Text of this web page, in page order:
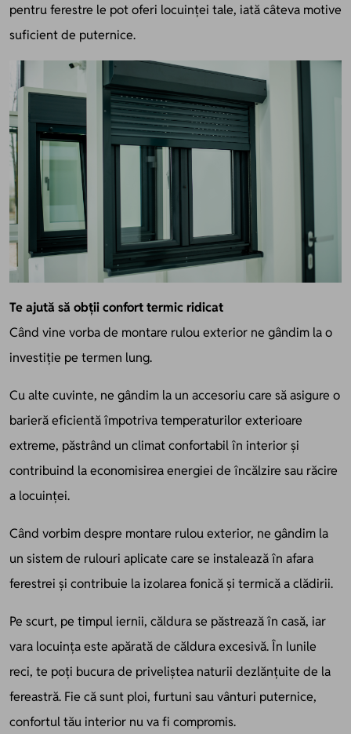
pentru ferestre le pot oferi locuinței tale, iată câteva motive
suficient de puternice.
Te ajută să obții confort termic ridicat
Când vine vorba de montare rulou exterior ne gândim la o
investiție pe termen lung.
Cu alte cuvinte, ne gândim la un accesoriu care să asigure o
barieră eficientă împotriva temperaturilor exterioare
extreme, păstrând un climat confortabil în interior și
contribuind la economisirea energiei de încălzire sau răcire
a locuinței.
Când vorbim despre montare rulou exterior, ne gândim la
un sistem de rulouri aplicate care se instalează în afara
ferestrei și contribuie la izolarea fonică și termică a clădirii.
Pe scurt, pe timpul iernii, căldura se păstrează în casă, iar
vara locuința este apărată de căldura excesivă. În lunile
reci, te poți bucura de priveliștea naturii dezlănțuite de la
fereastră. Fie că sunt ploi, furtuni sau vânturi puternice,
confortul tău interior nu va fi compromis.